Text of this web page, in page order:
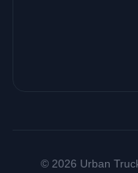
© 2026 Urban